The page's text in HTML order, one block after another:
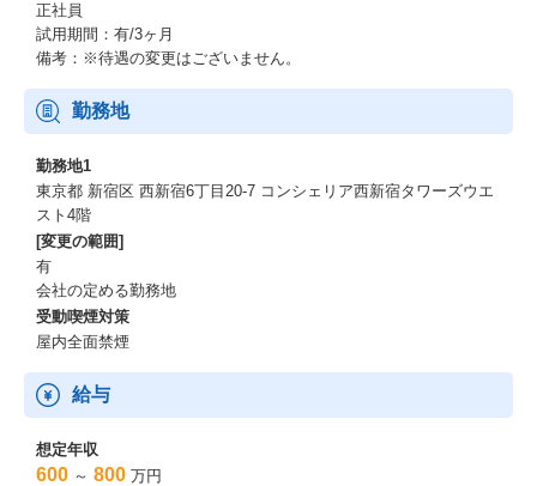
◆アロバリモートアクセスサービス
お客様先PC／サーバー⇔パートナー様環境をセキュアに接続し、
提供しています。
（システム初期構築、ソフトウェア不具合調査、障害切り分け調
査、ログ取得、パッチ適用 etc.）
正社員
試用期間：有/3ヶ月
備考：※待遇の変更はございません。
勤務地
勤務地1
東京都 新宿区 西新宿6丁目20-7 コンシェリア西新宿タワーズウエ
スト4階
[変更の範囲]
有
会社の定める勤務地
受動喫煙対策
屋内全面禁煙
給与
想定年収
600 ～ 800 万円